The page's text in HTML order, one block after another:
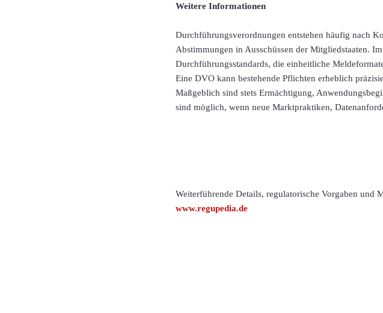
Weitere Informationen
Durchführungsverordnungen entstehen häufig nach
Abstimmungen in Ausschüssen der Mitgliedstaaten.
Durchführungsstandards, die einheitliche
Eine DVO kann bestehende Pflichten erheblich
Maßgeblich sind stets Ermächtigung,
sind möglich, wenn neue Marktpraktiken,
Weiterführende Details, regulatorische Vorgaben und
www.regupedia.de